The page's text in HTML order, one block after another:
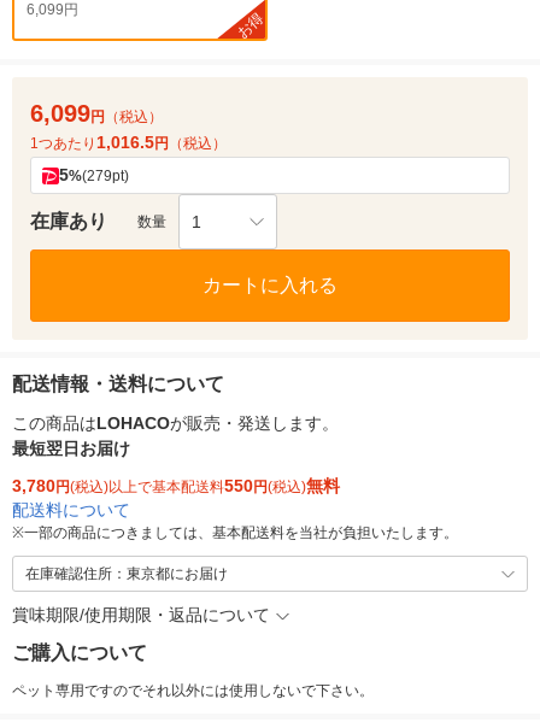
6,099円
お得
6,099円
（税込）
1つあたり 1,016.5円 （税込）
5%(279pt)
在庫あり 数量 1
カートに入れる
配送情報・送料について
この商品はLOHACOが販売・発送します。
最短翌日お届け
3,780円(税込)以上で基本配送料550円(税込)無料
配送料について
※一部の商品につきましては、基本配送料を当社が負担いたします。
在庫確認住所：東京都にお届け
賞味期限/使用期限・返品について
ご購入について
ペット専用ですのでそれ以外には使用しないで下さい。